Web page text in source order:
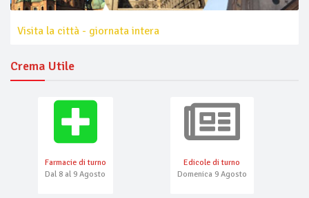
Visita la città - giornata intera
Crema Utile
Farmacie di turno
Dal 8 al 9 Agosto
Edicole di turno
Domenica 9 Agosto